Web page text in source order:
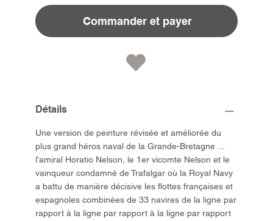
Commander et payer
Détails
Une version de peinture révisée et améliorée du
plus grand héros naval de la Grande-Bretagne ...
l'amiral Horatio Nelson, le 1er vicomte Nelson et le
vainqueur condamné de Trafalgar où la Royal Navy
a battu de manière décisive les flottes françaises et
espagnoles combinées de 33 navires de la ligne par
rapport à la ligne par rapport à la ligne par rapport